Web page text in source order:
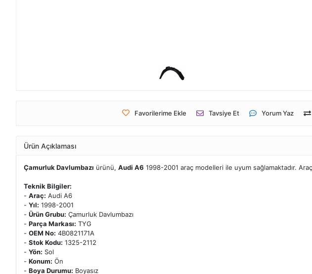
Favorilerime Ekle Tavsiye Et Yorum Yaz
Ürün Açıklaması
Çamurluk Davlumbazı ürünü, Audi A6 1998-2001 araç modelleri ile uyum sağlamaktadır.
Teknik Bilgiler:
- Araç: Audi A6
- Yıl: 1998-2001
- Ürün Grubu: Çamurluk Davlumbazı
- Parça Markası: TYG
- OEM No: 4B0821171A
- Stok Kodu: 1325-2112
- Yön: Sol
- Konum: Ön
- Boya Durumu: Boyasız